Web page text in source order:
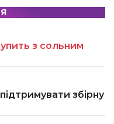
з сольним
збірну